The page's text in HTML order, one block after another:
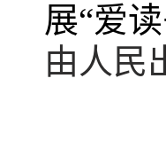
展“爱
由人民